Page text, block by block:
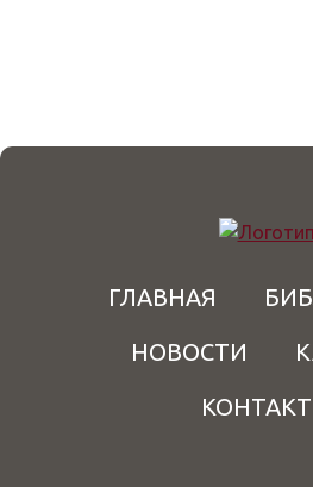
ГЛАВНАЯ
НОВОСТИ